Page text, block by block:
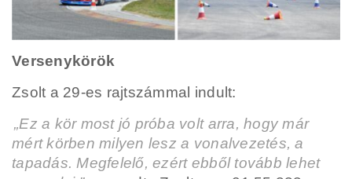
Versenykörök
Zsolt a 29-es rajtszámmal indult:
„Ez a kör most jó próba volt arra, hogy már
mért körben milyen lesz a vonalvezetés, a
tapadás. Megfelelő, ezért ebből tovább lehet